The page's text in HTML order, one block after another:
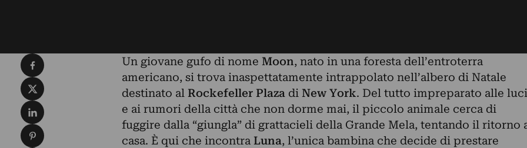
Un giovane gufo di nome Moon, nato in una foresta dell’entroterra
americano, si trova inaspettatamente intrappolato nell’albero di Natale
destinato al Rockefeller Plazadi New York. Del tutto impreparato alle luci
e ai rumori della città che non dorme mai, il piccolo animale cerca di
fuggire dalla “giungla” di grattacieli della Grande Mela, tentando il ritorno
casa. È qui che incontra Luna, l’unica bambina che decide di prestare
Condividi su Facebook
Condividi su X
Condividi su LinkedIn
Condividi su Pinterest